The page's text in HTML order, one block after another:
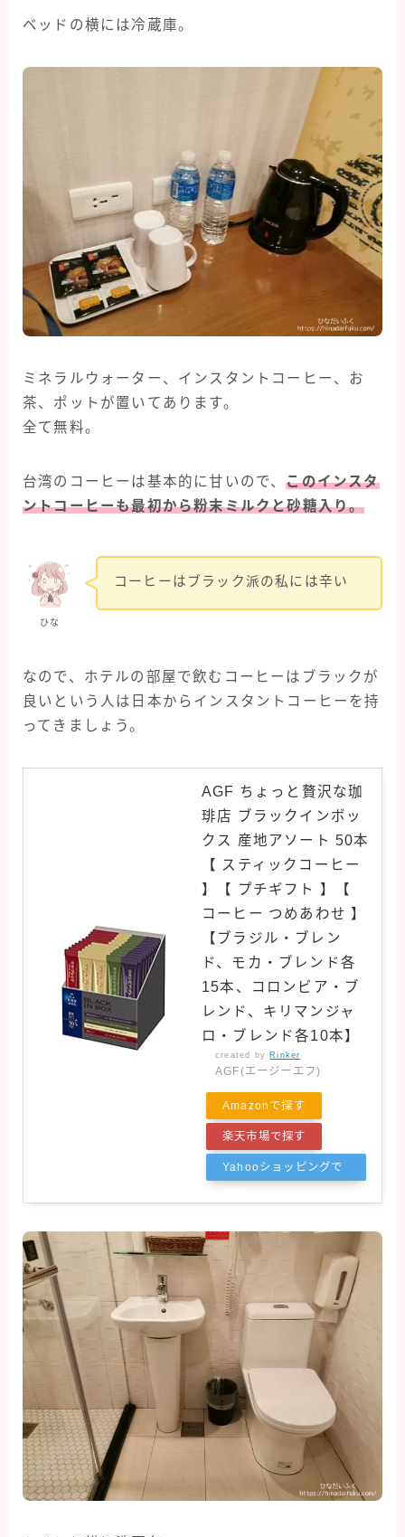
ベッドの横には冷蔵庫。
ミネラルウォーター、インスタントコーヒー、お
茶、ポットが置いてあります。
全て無料。
台湾のコーヒーは基本的に甘いので、このインスタ
ントコーヒーも最初から粉末ミルクと砂糖入り。
ひな
コーヒーはブラック派の私には辛い
なので、ホテルの部屋で飲むコーヒーはブラックが
良いという人は日本からインスタントコーヒーを持
ってきましょう。
AGF ちょっと贅沢な珈
琲店 ブラックインボッ
クス 産地アソート 50本
【 スティックコーヒー
】【 プチギフト 】【
コーヒー つめあわせ 】
【ブラジル・ブレン
ド、モカ・ブレンド各
15本、コロンビア・ブ
レンド、キリマンジャ
ロ・ブレンド各10本】
created by Rinker
AGF(エージーエフ)
Amazonで探す
楽天市場で探す
Yahooショッピングで